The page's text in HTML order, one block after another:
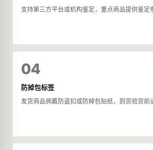
支持第三方平台或机构鉴定，重点商品提供鉴定
04
防掉包标签
发货商品佩戴防盗扣或防掉包贴纸，到货验货前